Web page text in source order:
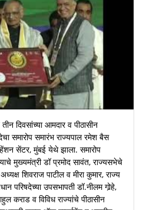
दिवसांच्या आमदार व पीठासीन
समारोप समारंभ राज्यपाल रमेश बैस
सेंटर, मुंबई येथे झाला. समारोप
मुख्यमंत्री डॉ प्रमोद सावंत, राज्यसभेचे
शिवराज पाटील व मीरा कुमार, राज्य
परिषदेच्या उपसभापती डॉ.नीलम गोर्‍हे,
कराड व विविध राज्यांचे पीठासीन